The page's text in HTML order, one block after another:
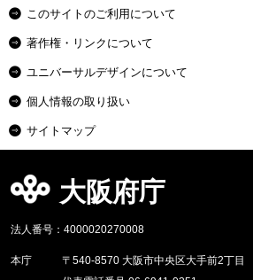
このサイトのご利用について
著作権・リンクについて
ユニバーサルデザインについて
個人情報の取り扱い
サイトマップ
大阪府庁
法人番号：4000020270008
本庁
〒540-8570 大阪市中央区大手前2丁目